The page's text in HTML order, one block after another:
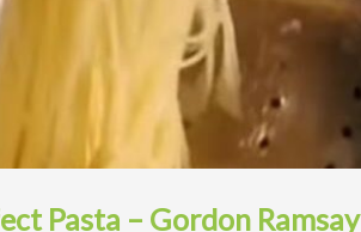
Pasta – Gordon Ramsay